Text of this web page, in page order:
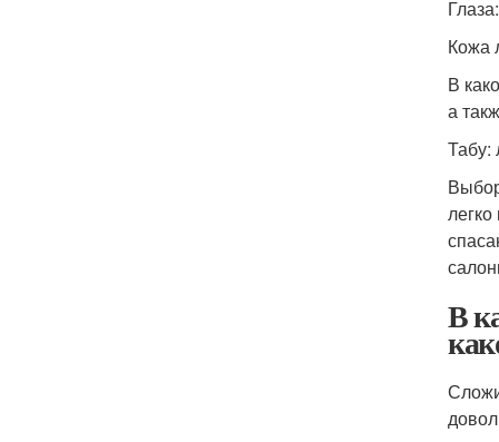
Кожа
В
а
В